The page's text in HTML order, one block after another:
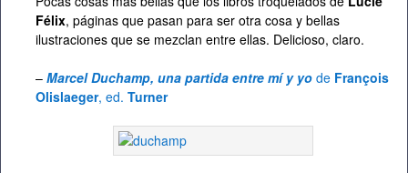
Félix, páginas que pasan para ser otra cosa y bellas
ilustraciones que se mezclan entre ellas. Delicioso, claro.
– Marcel Duchamp, una partida entre mí y yo de François
Olislaeger, ed. Turner